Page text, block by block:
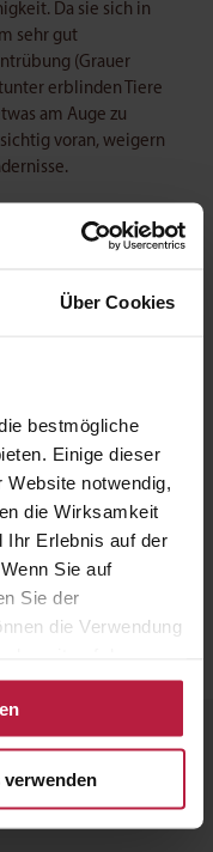
Über Cookies
bestmögliche
Einige dieser
notwendig,
die Wirksamkeit
Ihr Erlebnis auf der
Sie auf
Sie der
die Verwendung
oder auf das
klicken. Mit
Sie Ihre Einwilligung
in unserem
die diese Daten
Da sie sich in
sehr gut
(Grauer
erblinden Tiere
am Auge zu
voran, weigern
Augenlider
werden
genäht werden,
Sie das
oder legen Sie
Sie den Hund
mit der